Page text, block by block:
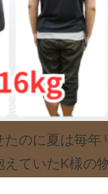
たのに夏は毎
えていたK様の